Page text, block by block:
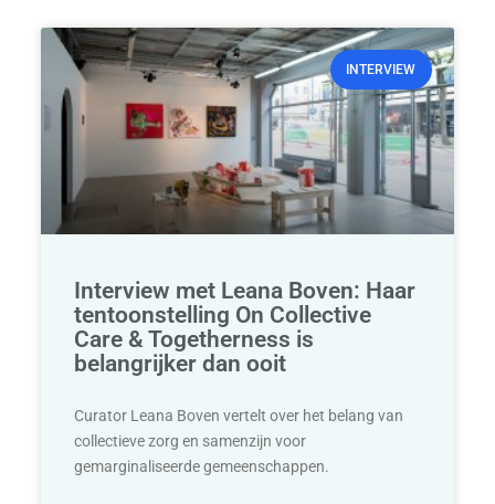
INTERVIEW
Interview met Leana Boven: Haar
tentoonstelling On Collective
Care & Togetherness is
belangrijker dan ooit
Curator Leana Boven vertelt over het belang van
collectieve zorg en samenzijn voor
gemarginaliseerde gemeenschappen.